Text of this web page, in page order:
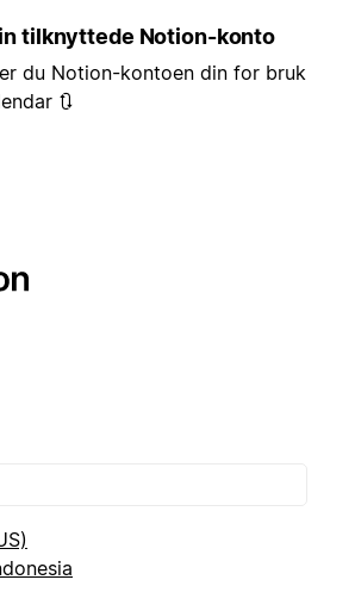
tilknyttede Notion-konto
du Notion-kontoen din for bruk
🔃